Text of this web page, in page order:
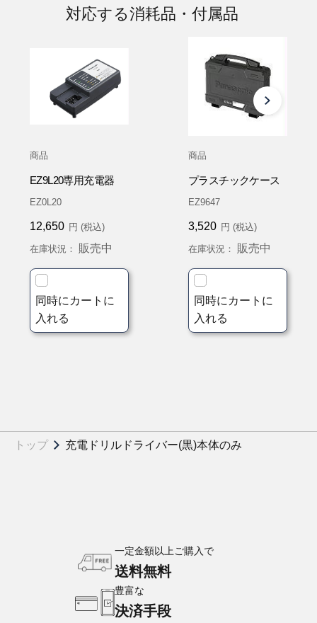
対応する消耗品・付属品
商品
EZ9L20専用充電器
EZ0L20
12,650 円 (税込)
在庫状況： 販売中
同時にカートに
入れる
商品
プラスチックケース
EZ9647
3,520 円 (税込)
在庫状況： 販売中
同時にカートに
入れる
トップ 充電ドリルドライバー(黒)本体のみ
一定金額以上ご購入で
送料無料
豊富な
決済手段